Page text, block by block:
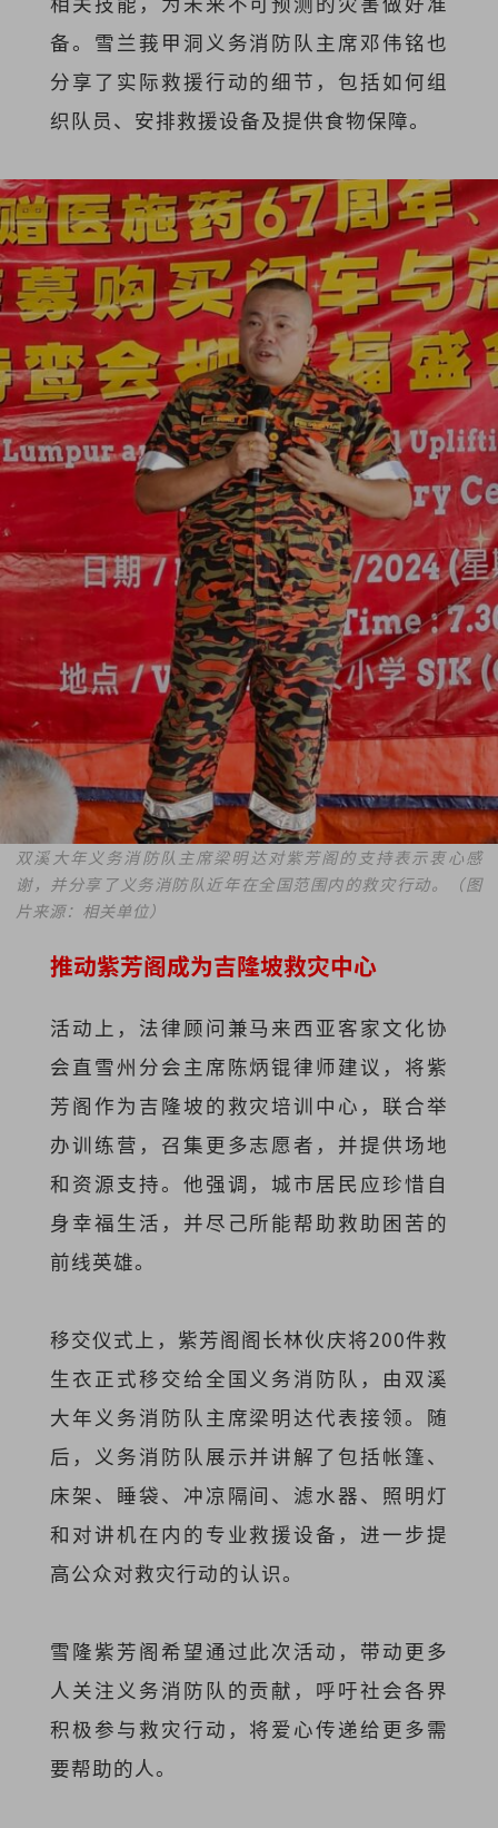
备。雪兰莪甲洞义务消防队主席邓伟铭也
分享了实际救援行动的细节，包括如何组
织队员、安排救援设备及提供食物保障。
双溪大年义务消防队主席梁明达对紫芳阁的支持表示衷心感
谢，并分享了义务消防队近年在全国范围内的救灾行动。（图
片来源：相关单位）
推动紫芳阁成为吉隆坡救灾中心
活动上，法律顾问兼马来西亚客家文化协
会直雪州分会主席陈炳锟律师建议，将紫
芳阁作为吉隆坡的救灾培训中心，联合举
办训练营，召集更多志愿者，并提供场地
和资源支持。他强调，城市居民应珍惜自
身幸福生活，并尽己所能帮助救助困苦的
前线英雄。
移交仪式上，紫芳阁阁长林伙庆将200件救
生衣正式移交给全国义务消防队，由双溪
大年义务消防队主席梁明达代表接领。随
后，义务消防队展示并讲解了包括帐篷、
床架、睡袋、冲凉隔间、滤水器、照明灯
和对讲机在内的专业救援设备，进一步提
高公众对救灾行动的认识。
雪隆紫芳阁希望通过此次活动，带动更多
人关注义务消防队的贡献，呼吁社会各界
积极参与救灾行动，将爱心传递给更多需
要帮助的人。